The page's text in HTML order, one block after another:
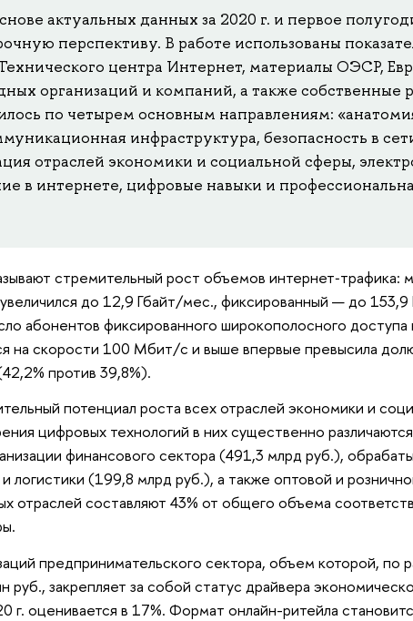
актуальных данных за 2020 г. и первое
перспективу. В работе использованы
центра Интернет, материалы ОЭСР,
организаций и компаний, а также
по четырем основным направлениям:
инфраструктура, безопасность в
отраслей экономики и социальной сферы,
в интернете, цифровые навыки и
стремительный рост объемов интернет‐трафика:
до 12,9 Гбайт/мес., фиксированный — до
абонентов фиксированного широкополосного
на скорости 100 Мбит/с и выше впервые превысила
против 39,8%).
потенциал роста всех отраслей экономики и
цифровых технологий в них существенно
финансового сектора (491,3 млрд руб.),
логистики (199,8 млрд руб.), а также оптовой и
отраслей составляют 43% от общего объема
предпринимательского сектора, объем которой,
руб., закрепляет за собой статус драйвера
г. оценивается в 17%. Формат онлайн-ритейла